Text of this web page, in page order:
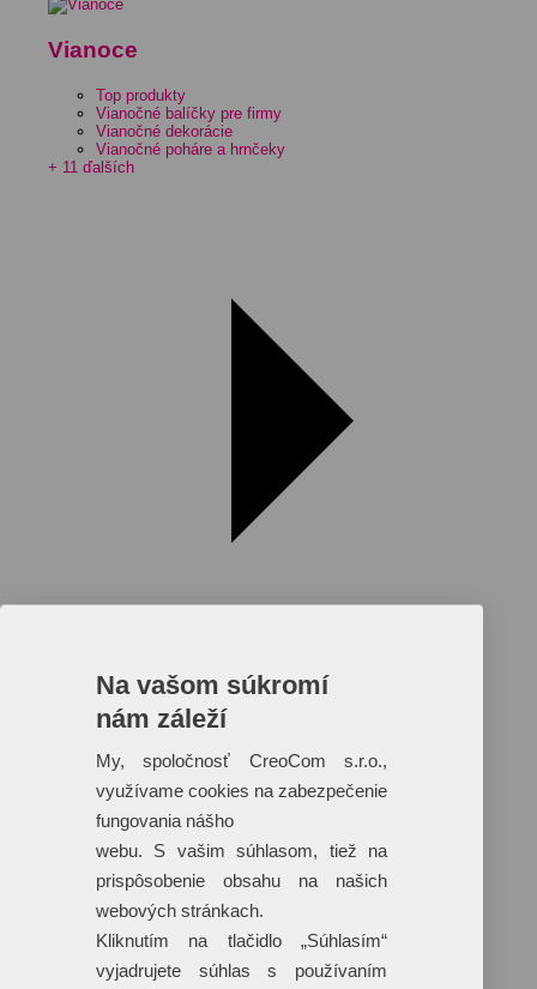
Vianoce
Top produkty
Vianočné balíčky pre firmy
Vianočné dekorácie
Vianočné poháre a hrnčeky
+ 11 ďalších
Reklamné predmety s plnofarebnou
potlačou
Dáždniky
Tašky
Hračky
Klobúky
Na vašom súkromí
nám záleží
My, spoločnosť CreoCom s.r.o.,
využívame cookies na zabezpečenie
fungovania nášho
webu. S vašim súhlasom, tiež na
prispôsobenie obsahu na našich
webových stránkach.
Kliknutím na tlačidlo „Súhlasím“
vyjadrujete súhlas s používaním